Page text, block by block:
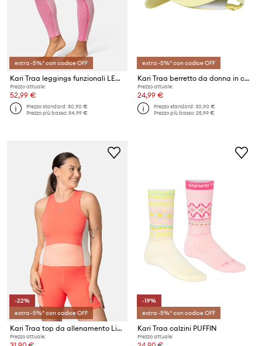
extra -5%* con codice OFF
Kari Traa leggings funzionali LEKKER
Prezzo attuale:
52,99 €
Prezzo standard:80,90 €
Prezzo più basso:54,99 €
extra -5%* con codice OFF
Kari Traa berretto da donna in cotone Anelie
Prezzo attuale:
24,99 €
Prezzo standard:30,90 €
Prezzo più basso:25,99 €
-22%
extra -5%* con codice OFF
Kari Traa top da allenamento Linnea
Prezzo attuale:
-19%
extra -5%* con codice OFF
Kari Traa calzini PUFFIN
Prezzo attuale: